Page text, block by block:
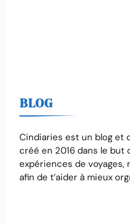
BLOG
Cindiaries est un blog et
créé en 2016 dans le but
expériences de voyages,
afin de t’aider à mieux